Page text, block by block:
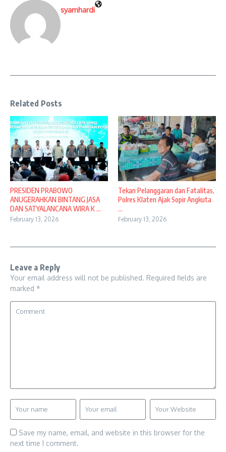
syamhardi
Related Posts
PRESIDEN PRABOWO
ANUGERAHKAN BINTANG JASA
DAN SATYALANCANA WIRA K ...
February 13, 2026
Tekan Pelanggaran dan Fatalitas,
Polres Klaten Ajak Sopir Angkuta
...
February 13, 2026
Leave a Reply
Your email address will not be published. Required fields are
marked *
Save my name, email, and website in this browser for the
next time I comment.